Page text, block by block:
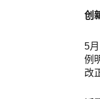
创
5
例
改